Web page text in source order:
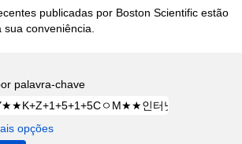
publicadas por Boston Scientific estão
conveniência.
palavra-chave
opções